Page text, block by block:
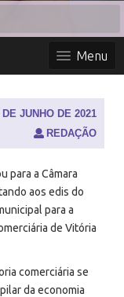
Menu
DE JUNHO DE 2021
REDAÇÃO
para a Câmara
aos edis do
para a
de Vitória
comerciária se
da economia